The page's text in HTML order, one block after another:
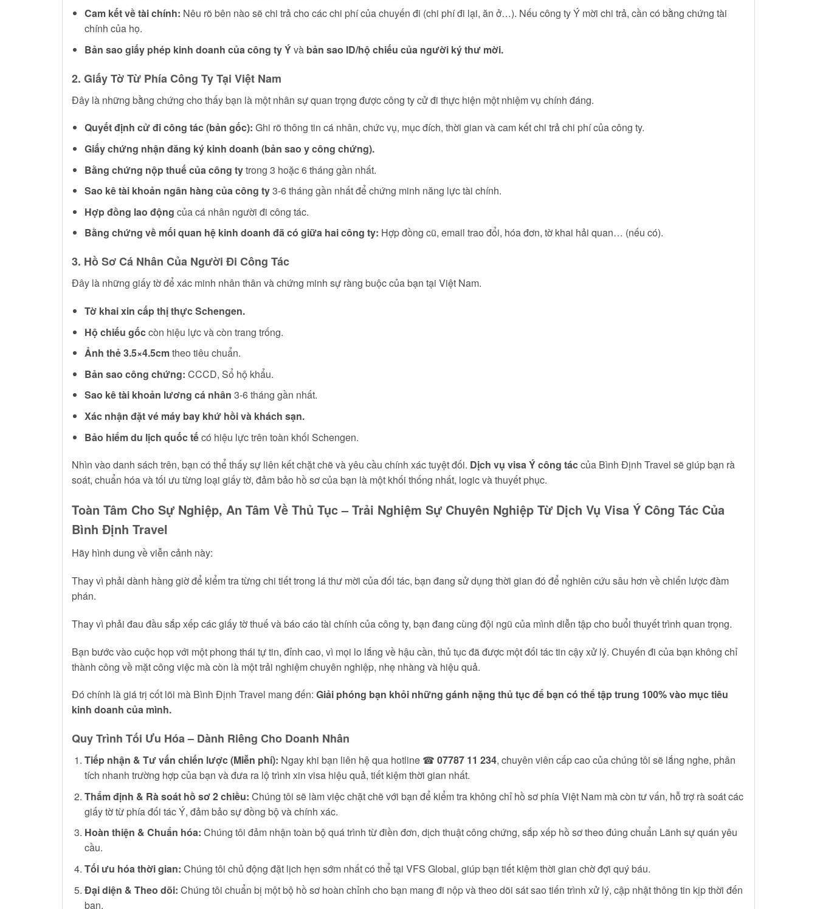
Cam kết về tài chính: Nêu rõ bên nào sẽ chi trả cho các chi phí của chuyến đi (chi phí đi lại, ăn ở…). Nếu công ty Ý mời chi trả, cần có bằng chứng tài
chính của họ.
Bản sao giấy phép kinh doanh của công ty Ývà bản sao ID/hộ chiếu của người ký thư mời.
2. Giấy Tờ Từ Phía Công Ty Tại Việt Nam
Đây là những bằng chứng cho thấy bạn là một nhân sự quan trọng được công ty cử đi thực hiện một nhiệm vụ chính đáng.
Quyết định cử đi công tác (bản gốc): Ghi rõ thông tin cá nhân, chức vụ, mục đích, thời gian và cam kết chi trả chi phí của công ty.
Giấy chứng nhận đăng ký kinh doanh (bản sao y công chứng).
Bằng chứng nộp thuế của công tytrong 3 hoặc 6 tháng gần nhất.
Sao kê tài khoản ngân hàng của công ty3-6 tháng gần nhất để chứng minh năng lực tài chính.
Hợp đồng lao động của cá nhân người đi công tác.
Bằng chứng về mối quan hệ kinh doanh đã có giữa hai công ty: Hợp đồng cũ, email trao đổi, hóa đơn, tờ khai hải quan… (nếu có).
3. Hồ Sơ Cá Nhân Của Người Đi Công Tác
Đây là những giấy tờ để xác minh nhân thân và chứng minh sự ràng buộc của bạn tại Việt Nam.
Tờ khai xin cấp thị thực Schengen.
Hộ chiếu gốccòn hiệu lực và còn trang trống.
Ảnh thẻ 3.5×4.5cmtheo tiêu chuẩn.
Bản sao công chứng: CCCD, Sổ hộ khẩu.
Sao kê tài khoản lương cá nhân 3-6 tháng gần nhất.
Xác nhận đặt vé máy bay khứ hồi và khách sạn.
Bảo hiểm du lịch quốc tếcó hiệu lực trên toàn khối Schengen.
Nhìn vào danh sách trên, bạn có thể thấy sự liên kết chặt chẽ và yêu cầu chính xác tuyệt đối. Dịch vụ visa Ý công táccủa Bình Định Travel sẽ giúp bạn rà
soát, chuẩn hóa và tối ưu từng loại giấy tờ, đảm bảo hồ sơ của bạn là một khối thống nhất, logic và thuyết phục.
Toàn Tâm Cho Sự Nghiệp, An Tâm Về Thủ Tục – Trải Nghiệm Sự Chuyên Nghiệp Từ Dịch Vụ Visa Ý Công Tác Của
Bình Định Travel
Hãy hình dung về viễn cảnh này:
Thay vì phải dành hàng giờ để kiểm tra từng chi tiết trong lá thư mời của đối tác, bạn đang sử dụng thời gian đó để nghiên cứu sâu hơn về chiến lược đàm
phán.
Thay vì phải đau đầu sắp xếp các giấy tờ thuế và báo cáo tài chính của công ty, bạn đang cùng đội ngũ của mình diễn tập cho buổi thuyết trình quan trọng.
Bạn bước vào cuộc họp với một phong thái tự tin, đỉnh cao, vì mọi lo lắng về hậu cần, thủ tục đã được một đối tác tin cậy xử lý. Chuyến đi của bạn không chỉ
thành công về mặt công việc mà còn là một trải nghiệm chuyên nghiệp, nhẹ nhàng và hiệu quả.
Đó chính là giá trị cốt lõi mà Bình Định Travel mang đến: Giải phóng bạn khỏi những gánh nặng thủ tục để bạn có thể tập trung 100% vào mục tiêu
kinh doanh của mình.
Quy Trình Tối Ưu Hóa – Dành Riêng Cho Doanh Nhân
Tiếp nhận & Tư vấn chiến lược (Miễn phí): Ngay khi bạn liên hệ qua hotline ☎ 07787 11 234, chuyên viên cấp cao của chúng tôi sẽ lắng nghe, phân
tích nhanh trường hợp của bạn và đưa ra lộ trình xin visa hiệu quả, tiết kiệm thời gian nhất.
Thẩm định & Rà soát hồ sơ 2 chiều: Chúng tôi sẽ làm việc chặt chẽ với bạn để kiểm tra không chỉ hồ sơ phía Việt Nam mà còn tư vấn, hỗ trợ rà soát các
giấy tờ từ phía đối tác Ý, đảm bảo sự đồng bộ và chính xác.
Hoàn thiện & Chuẩn hóa: Chúng tôi đảm nhận toàn bộ quá trình từ điền đơn, dịch thuật công chứng, sắp xếp hồ sơ theo đúng chuẩn Lãnh sự quán yêu
cầu.
Tối ưu hóa thời gian: Chúng tôi chủ động đặt lịch hẹn sớm nhất có thể tại VFS Global, giúp bạn tiết kiệm thời gian chờ đợi quý báu.
Đại diện & Theo dõi: Chúng tôi chuẩn bị một bộ hồ sơ hoàn chỉnh cho bạn mang đi nộp và theo dõi sát sao tiến trình xử lý, cập nhật thông tin kịp thời đến
bạn.